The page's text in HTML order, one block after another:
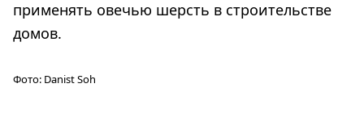
применять овечью шерсть в строительстве
домов.
Фото: Danist Soh